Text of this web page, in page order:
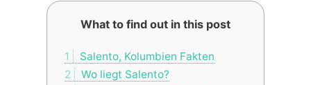
What to find out in this post
1
Salento, Kolumbien Fakten
2
Wo liegt Salento?